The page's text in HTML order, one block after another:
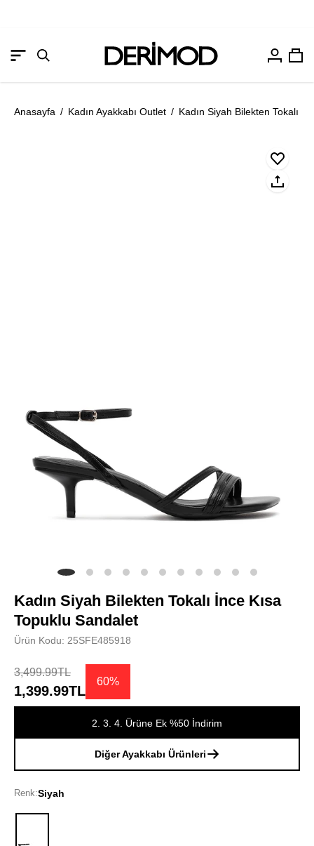
GezinmeArama
Hesabım
Anasayfa / Kadın Ayakkabı Outlet / Kadın Siyah Bilekten Tokalı
Kadın Siyah Bilekten Tokalı İnce Kısa
Topuklu Sandalet
Ürün Kodu: 25SFE485918
3,499.99TL
1,399.99TL
60%
2. 3. 4. Ürüne Ek %50 İndirim
Diğer Ayakkabı Ürünleri
Renk:Siyah